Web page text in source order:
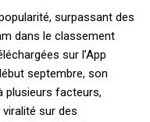
surpassant des
dans le classement
sur l’App
septembre, son
plusieurs facteurs,
sur des